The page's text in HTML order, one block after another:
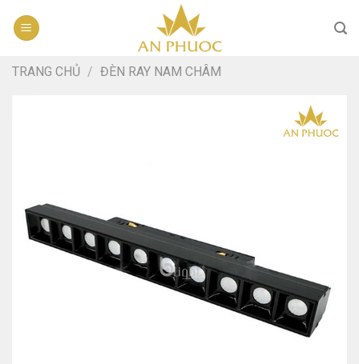
TRANG CHỦ / ĐÈN RAY NAM CHÂM